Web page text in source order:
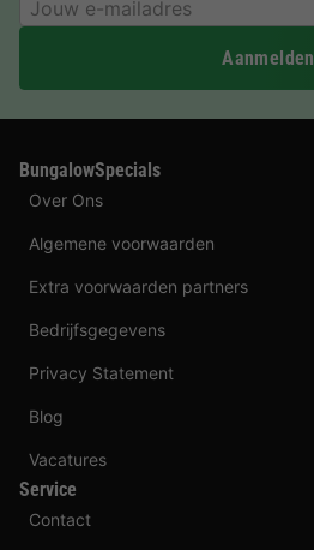
Aanmelden
BungalowSpecials
Over Ons
Algemene voorwaarden
Extra voorwaarden partners
Bedrijfsgegevens
Privacy Statement
Blog
Vacatures
Service
Contact